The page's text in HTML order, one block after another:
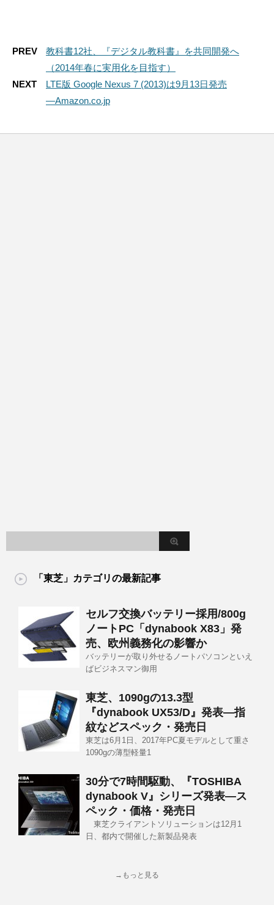
PREV
教科書12社、『デジタル教科書』を共同開発へ
（2014年春に実用化を目指す）
NEXT
LTE版 Google Nexus 7 (2013)は9月13日発売
―Amazon.co.jp
「東芝」カテゴリの最新記事
セルフ交換バッテリー採用/800g
ノートPC「dynabook X83」発
売、欧州義務化の影響か
バッテリーが取り外せるノートパソコンといえ
ばビジネスマン御用
東芝、1090gの13.3型
『dynabook UX53/D』発表―指
紋などスペック・発売日
東芝は6月1日、2017年PC夏モデルとして重さ
1090gの薄型軽量1
30分で7時間駆動、『TOSHIBA
dynabook V』シリーズ発表―ス
ペック・価格・発売日
東芝クライアントソリューションは12月1
日、都内で開催した新製品発表
→もっと見る